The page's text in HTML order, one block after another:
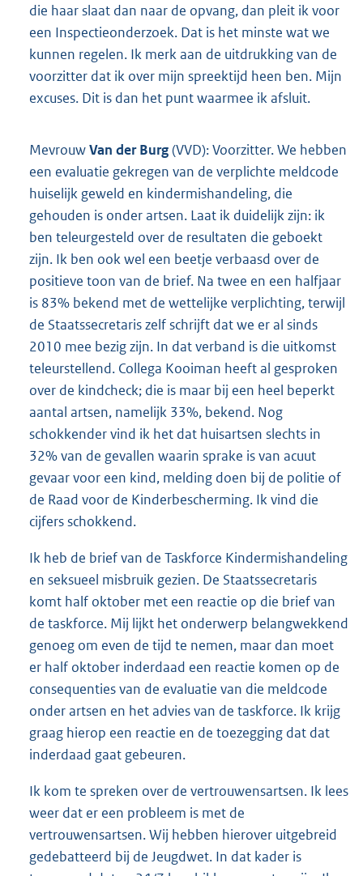
die haar slaat dan naar de opvang, dan pleit ik voor
een Inspectieonderzoek. Dat is het minste wat we
kunnen regelen. Ik merk aan de uitdrukking van de
voorzitter dat ik over mijn spreektijd heen ben. Mijn
excuses. Dit is dan het punt waarmee ik afsluit.
MevrouwVan der Burg(VVD): Voorzitter. We hebben
een evaluatie gekregen van de verplichte meldcode
huiselijk geweld en kindermishandeling, die
gehouden is onder artsen. Laat ik duidelijk zijn: ik
ben teleurgesteld over de resultaten die geboekt
zijn. Ik ben ook wel een beetje verbaasd over de
positieve toon van de brief. Na twee en een halfjaar
is 83% bekend met de wettelijke verplichting, terwijl
de Staatssecretaris zelf schrijft dat we er al sinds
2010 mee bezig zijn. In dat verband is die uitkomst
teleurstellend. Collega Kooiman heeft al gesproken
over de kindcheck; die is maar bij een heel beperkt
aantal artsen, namelijk 33%, bekend. Nog
schokkender vind ik het dat huisartsen slechts in
32% van de gevallen waarin sprake is van acuut
gevaar voor een kind, melding doen bij de politie of
de Raad voor de Kinderbescherming. Ik vind die
cijfers schokkend.
Ik heb de brief van de Taskforce Kindermishandeling
en seksueel misbruik gezien. De Staatssecretaris
komt half oktober met een reactie op die brief van
de taskforce. Mij lijkt het onderwerp belangwekkend
genoeg om even de tijd te nemen, maar dan moet
er half oktober inderdaad een reactie komen op de
consequenties van de evaluatie van die meldcode
onder artsen en het advies van de taskforce. Ik krijg
graag hierop een reactie en de toezegging dat dat
inderdaad gaat gebeuren.
Ik kom te spreken over de vertrouwensartsen. Ik lees
weer dat er een probleem is met de
vertrouwensartsen. Wij hebben hierover uitgebreid
gedebatteerd bij de Jeugdwet. In dat kader is